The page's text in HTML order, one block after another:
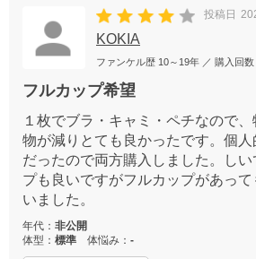
投稿日
KOKIA
ファンケル歴 10～19年 ／ 購入回数
フルカップ希望
１枚でブラ・キャミ・ペチなので
物が減りとても良かったです。個
だったので両方購入しました。し
プも良いですがフルカップがあっ
いました。
年代： 非公開
体型： 標準 体悩み： -